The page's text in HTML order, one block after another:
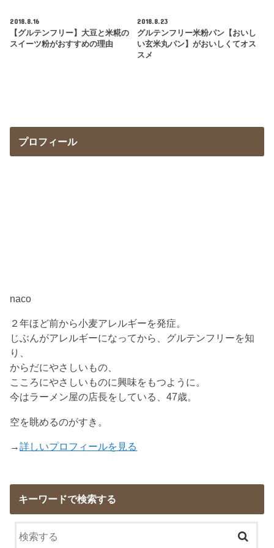
2018.8.16
【グルテンフリー】大豆と米糀の
スイーツ粉がおすすめの理由
2018.8.23
グルテンフリー米粉パン【おいし
い玄米丸パン】がおいしくてオス
スメ
プロフィール
naco
２年ほど前から小麦アレルギーを発症。
じぶんがアレルギーになってから、グルテンフリーを知
り、
からだにやさしいもの、
こころにやさしいものに興味をもつように。
今はラーメン屋の店長をしている、47歳。
空を眺めるのがすき。
→詳しいプロフィールを見る
キーワードで検索する